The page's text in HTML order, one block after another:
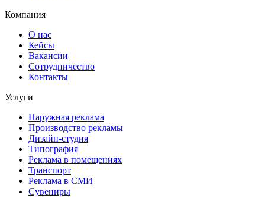
Компания
О нас
Кейсы
Вакансии
Сотрудничество
Контакты
Услуги
Наружная реклама
Производство рекламы
Дизайн-студия
Типография
Реклама в помещениях
Транспорт
Реклама в СМИ
Сувениры